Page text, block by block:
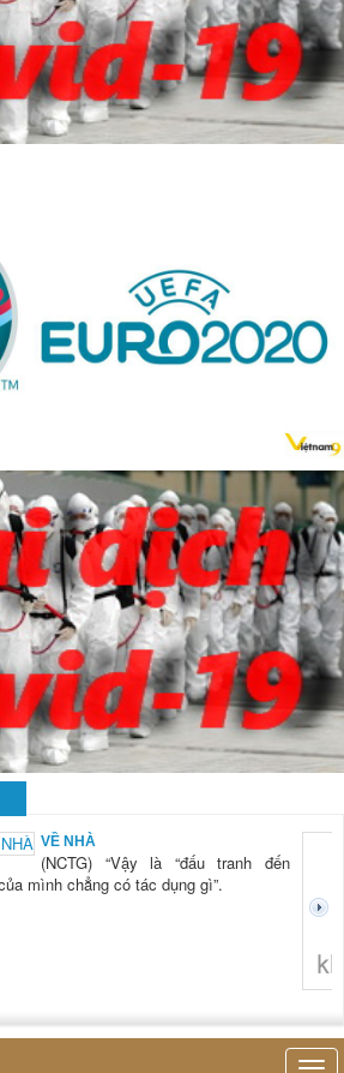
VỀ NHÀ
(NCTG) “Vậy là “đấu tranh đến
mình chẳng có tác dụng gì”.